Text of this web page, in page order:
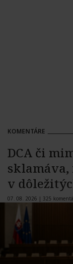
KOMENTÁRE
DCA či
v
07. 08. 2026 | 325